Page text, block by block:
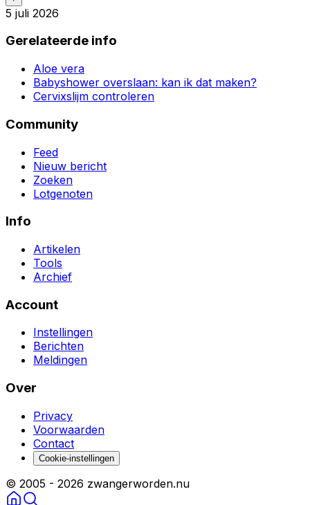
5 juli 2026
Gerelateerde info
Aloe vera
Babyshower overslaan: kan ik dat maken?
Cervixslijm controleren
Community
Feed
Nieuw bericht
Zoeken
Lotgenoten
Info
Artikelen
Tools
Archief
Account
Instellingen
Berichten
Meldingen
Over
Privacy
Voorwaarden
Contact
Cookie-instellingen
© 2005 - 2026 zwangerworden.nu